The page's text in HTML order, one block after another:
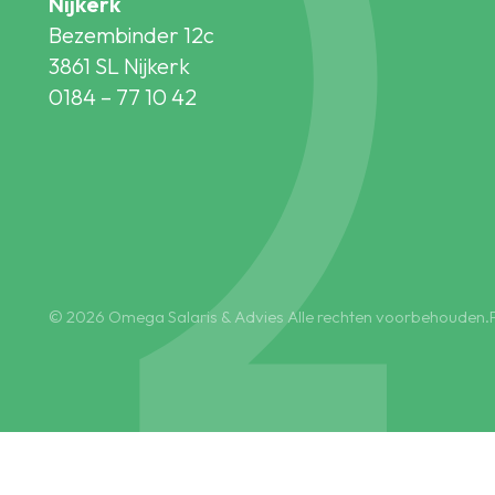
Bezembinder 12c
3861 SL Nijkerk
0184 – 77 10 42
© 2026 Omega Salaris & Advies Alle rechten voorbehouden.